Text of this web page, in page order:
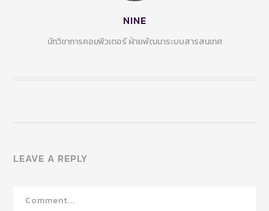
NINE
นักวิชาการคอมพิวเตอร์ ฝ่ายพัฒนาระบบสารสนเทศ
LEAVE A REPLY